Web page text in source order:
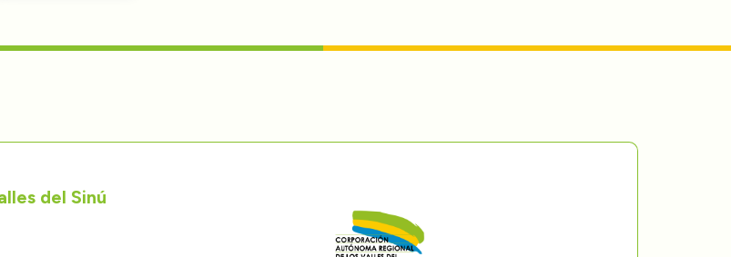
del Sinú